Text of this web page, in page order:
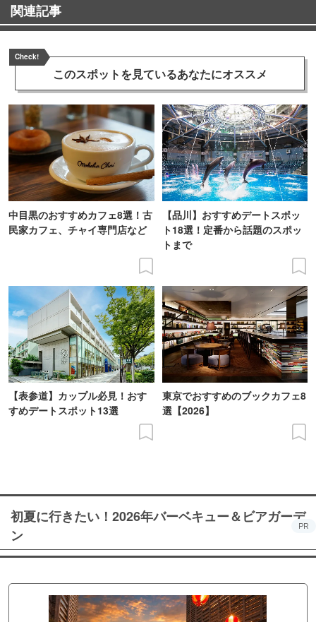
関連記事
Check!
このスポットを見ているあなたにオススメ
中目黒のおすすめカフェ8選！古
民家カフェ、チャイ専門店など
【品川】おすすめデートスポッ
ト18選！定番から話題のスポッ
トまで
【表参道】カップル必見！おす
すめデートスポット13選
東京でおすすめのブックカフェ8
選【2026】
初夏に行きたい！2026年バーベキュー＆ビアガーデ
ン
PR